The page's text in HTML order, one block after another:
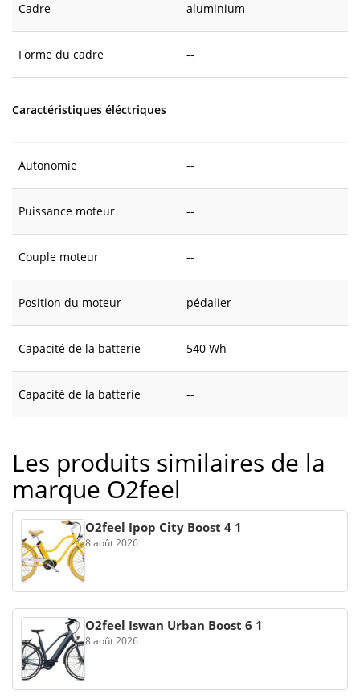
Cadre aluminium
Forme du cadre --
Caractéristiques éléctriques
Autonomie --
Puissance moteur --
Couple moteur --
Position du moteur pédalier
Capacité de la batterie 540 Wh
Capacité de la batterie --
Les produits similaires de la
marque O2feel
O2feel Ipop City Boost 4 1
8 août 2026
O2feel Iswan Urban Boost 6 1
8 août 2026